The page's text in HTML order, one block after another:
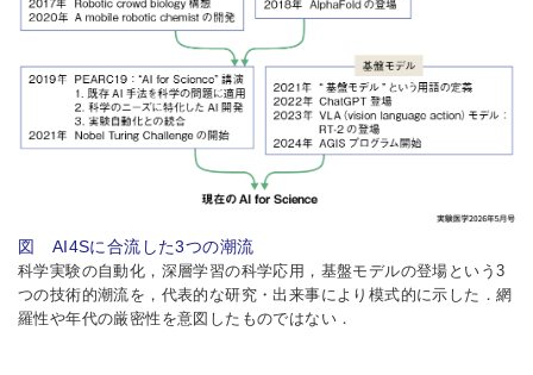
図 AI4Sに合流した3つの潮流
科学実験の自動化，深層学習の科学応用，基盤モデルの登場という3
つの技術的潮流を，代表的な研究・出来事により模式的に示した．網
羅性や年代の厳密性を意図したものではない．